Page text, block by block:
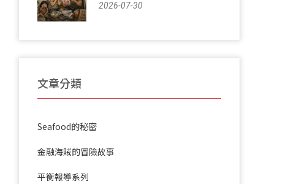
2026-07-30
文章分類
Seafood的秘密
金融海賊的冒險故事
平衡報導系列